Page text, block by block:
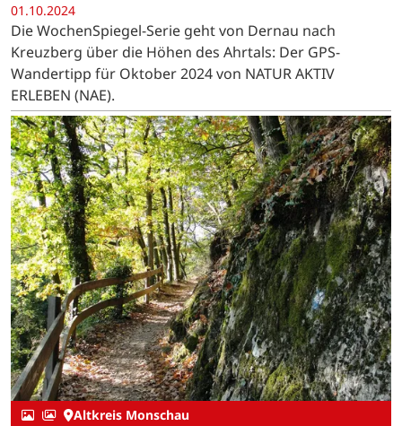
01.10.2024
Die WochenSpiegel-Serie geht von Dernau nach
Kreuzberg über die Höhen des Ahrtals: Der GPS-
Wandertipp für Oktober 2024 von NATUR AKTIV
ERLEBEN (NAE).
Altkreis Monschau